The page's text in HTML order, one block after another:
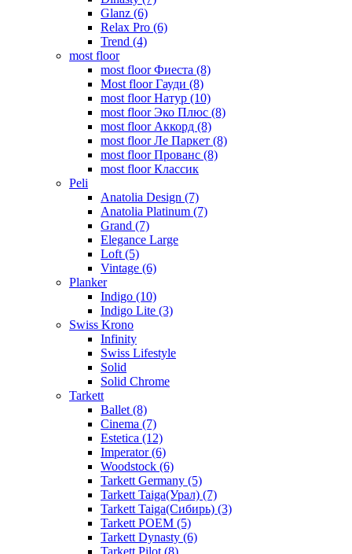
Glanz (6)
Relax Pro (6)
Trend (4)
most floor
most floor Фиеста (8)
Most floor Гауди (8)
most floor Натур (10)
most floor Эко Плюс (8)
most floor Аккорд (8)
most floor Ле Паркет (8)
most floor Прованс (8)
most floor Классик
Peli
Anatolia Design (7)
Anatolia Platinum (7)
Grand (7)
Elegance Large
Loft (5)
Vintage (6)
Planker
Indigo (10)
Indigo Lite (3)
Swiss Krono
Infinity
Swiss Lifestyle
Solid
Solid Chrome
Tarkett
Ballet (8)
Cinema (7)
Estetica (12)
Imperator (6)
Woodstock (6)
Tarkett Germany (5)
Tarkett Taiga(Урал) (7)
Tarkett Taiga(Сибирь) (3)
Tarkett POEM (5)
Tarkett Dynasty (6)
Tarkett Pilot (8)